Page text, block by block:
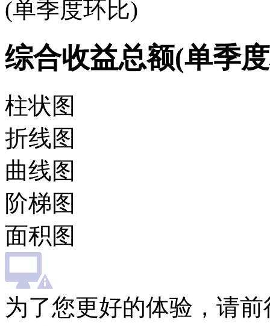
(单季度环比)
综合收益总额(单季
柱状图
折线图
曲线图
阶梯图
面积图
为了您更好的体验，请